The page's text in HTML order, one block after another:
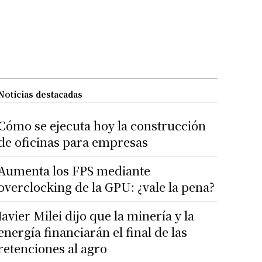
destacadas
se ejecuta hoy la construcción
oficinas para empresas
los FPS mediante
de la GPU: ¿vale la pena?
Milei dijo que la minería y la
financiarán el final de las
al agro